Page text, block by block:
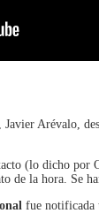
Arévalo,
(lo dicho por
de la hora. Se
fue notificada